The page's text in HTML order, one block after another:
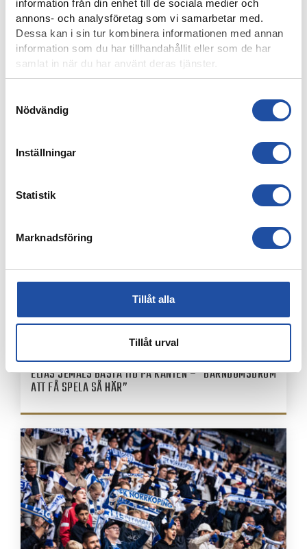
information från din enhet till de sociala medier och
annons- och analysföretag som vi samarbetar med.
Dessa kan i sin tur kombinera informationen med annan
information som du har tillhandahållit eller som de har
samlat in när du har använt deras tjänster.
Nödvändig
Inställningar
Statistik
Marknadsföring
Tillåt alla
Tillåt urval
IFK-TRUPPEN MOT IK BRAGE
ELIAS JEMALS BÄSTA TID PÅ KANTEN – “BARNDOMSDRÖM
ATT FÅ SPELA SÅ HÄR”